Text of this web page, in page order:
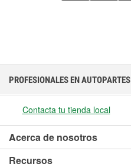
PROFESIONALES EN AUTOPARTES
Contacta tu tienda local
Acerca de nosotros
Recursos